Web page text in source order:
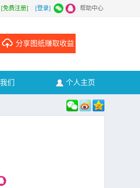
[免费注册] [登录] 帮助中心
分享图纸赚取收益
们 个人主页